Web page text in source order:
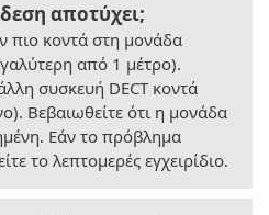
αποτύχει;
πιο κοντά στη μονάδα
από 1 μέτρο).
συσκευή DECT κοντά
Βεβαιωθείτε ότι η μονάδα
Εάν το πρόβλημα
το λεπτομερές εγχειρίδιο.